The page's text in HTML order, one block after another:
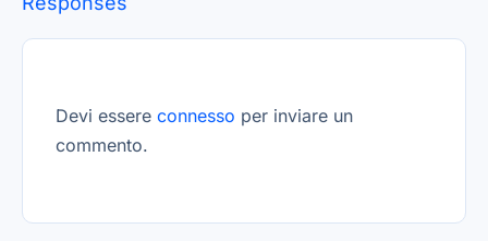
Devi essere connesso per inviare un
commento.